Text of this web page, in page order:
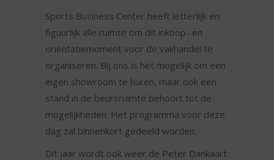
Sports Business Center heeft letterlijk en
figuurlijk alle ruimte om dit inkoop- en
oriëntatiemoment voor de vakhandel te
organiseren. Bij ons is het mogelijk om een
eigen showroom te huren, maar ook een
stand in de beursruimte behoort tot de
mogelijkheden. Het programma voor deze
dag zal binnenkort gedeeld worden.
Dit jaar wordt ook weer de Peter Dankaart